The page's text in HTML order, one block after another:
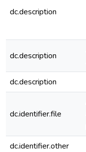
dc.description
dc.description
dc.description
dc.identifier.file
dc.identifier.other